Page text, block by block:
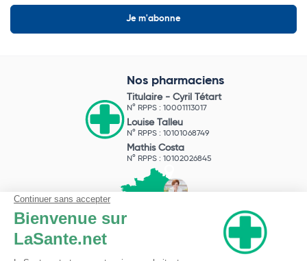
Nos pharmaciens
Titulaire - Cyril Tétart
N° RPPS : 10001113017
Louise Talleu
N° RPPS : 10101068749
Mathis Costa
N° RPPS : 10102026845
Pharmacie du Bizet